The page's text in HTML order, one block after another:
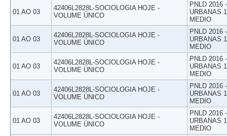
01 AO 03
42406L2828L-SOCIOLOGIA HOJE -
VOLUME ÚNICO
PNLD 2016
URBANAS
MEDIO
01 AO 03
42406L2828L-SOCIOLOGIA HOJE -
VOLUME ÚNICO
PNLD 2016
URBANAS
MEDIO
01 AO 03
42406L2828L-SOCIOLOGIA HOJE -
VOLUME ÚNICO
PNLD 2016
URBANAS
MEDIO
01 AO 03
42406L2828L-SOCIOLOGIA HOJE -
VOLUME ÚNICO
PNLD 2016
URBANAS
MEDIO
01 AO 03
42406L2828L-SOCIOLOGIA HOJE -
VOLUME ÚNICO
PNLD 2016
URBANAS
MEDIO